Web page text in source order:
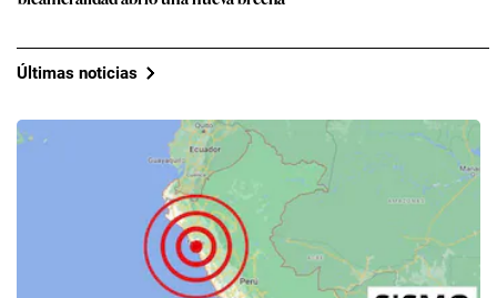
Últimas noticias